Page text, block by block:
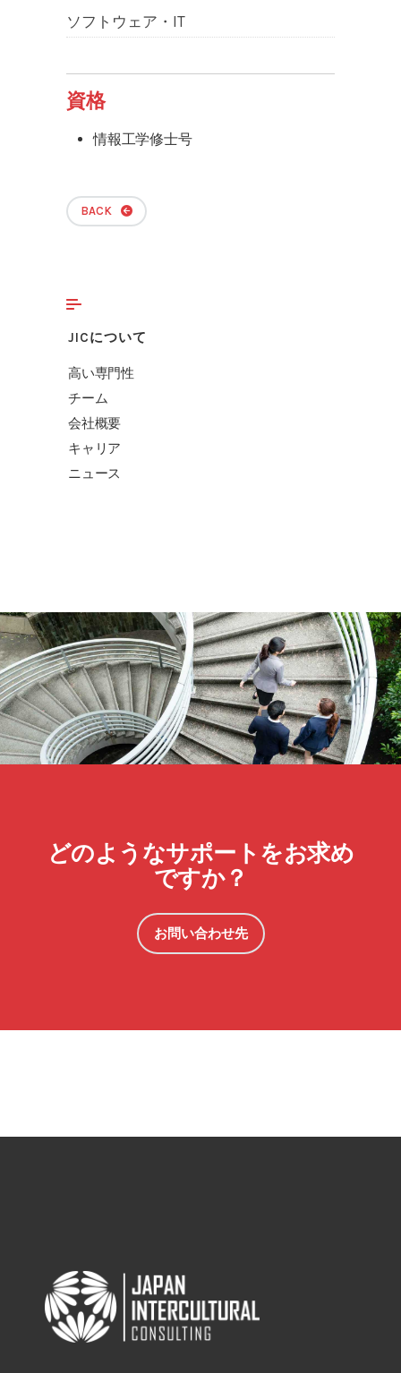
ソフトウェア・IT
資格
情報工学修士号
BACK
JICについて
高い専門性
チーム
会社概要
キャリア
ニュース
どのようなサポートをお求め
ですか？
お問い合わせ先